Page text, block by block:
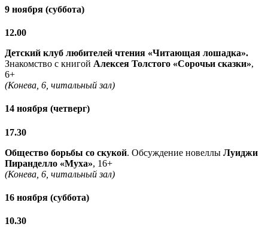
9 ноября (суббота)
12.00
Детский клуб любителей чтения «Читающая лошадка».
Знакомство с книгой Алексея Толстого «Сорочьи сказки»,
6+
(Конева, 6, читальный зал)
14 ноября (четверг)
17.30
Общество борьбы со скукой. Обсуждение новеллы Луиджи
Пиранделло «Муха», 16+
(Конева, 6, читальный зал)
16 ноября (суббота)
10.30